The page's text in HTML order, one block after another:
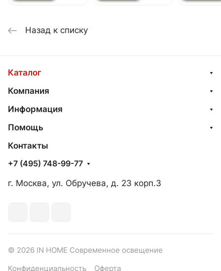
Назад к списку
Каталог
Компания
Информация
Помощь
Контакты
+7 (495) 748-99-77
г. Москва, ул. Обручева, д. 23 корп.3
© 2026 IN HOME Современное освещение
Конфиденциальность Оферта